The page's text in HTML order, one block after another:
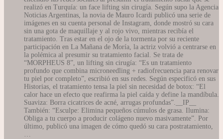
realizó en Turquía: un face lifting sin cirugía. Según supo la Agencia
Noticias Argentinas, la novia de Mauro Icardi publicó una serie de
imágenes en su cuenta personal de Instagram, donde mostró su cara
sin una gota de maquillaje y al rojo vivo, mientras recibía el
tratamiento. Tras estar en el ojo de la tormenta por su reciente
participación en La Mañana de Moría, la actriz volvió a centrarse en
la polémica al presumir su tratamiento facial. Se trata de
“MORPHEUS 8”, un lifting sin cirugía: “Es un tratamiento
profundo que combina microneedling + radiofrecuencia para renovar
tu piel por completo”, escribió en sus redes. Según especificó en sus
Historias, el tratamiento tensa la piel sin necesidad de botox: “El
calor hace un efecto que reafirma la piel caída y define la mandíbula.
Suaviza: Borra cicatrices de acné, arrugas profundas”.__IP__
También: “Esculpe: Elimina pequeños cúmulos de grasa. Ilumina:
Obliga a tu cuerpo a producir colágeno nuevo masivamente”. Por
último, publicó una imagen de cómo quedó su cara postratamiento,
…